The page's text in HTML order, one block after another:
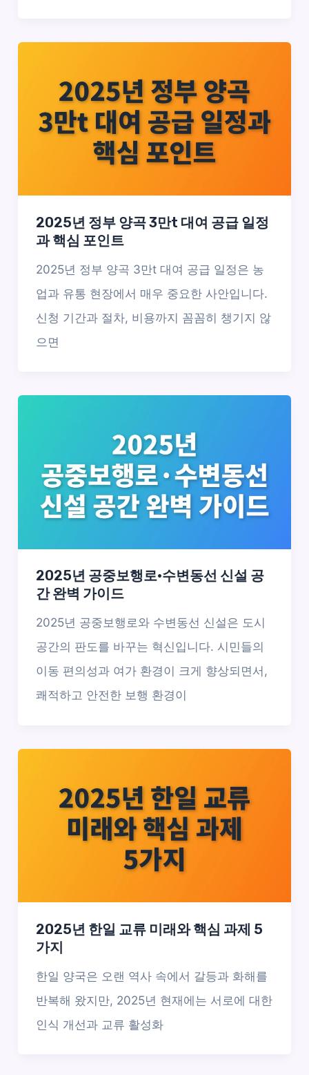
2025년 정부 양곡 3만t 대여 공급 일정
과 핵심 포인트
2025년 정부 양곡 3만t 대여 공급 일정은 농
업과 유통 현장에서 매우 중요한 사안입니다.
신청 기간과 절차, 비용까지 꼼꼼히 챙기지 않
으면
2025년 공중보행로·수변동선 신설 공
간 완벽 가이드
2025년 공중보행로와 수변동선 신설은 도시
공간의 판도를 바꾸는 혁신입니다. 시민들의
이동 편의성과 여가 환경이 크게 향상되면서,
쾌적하고 안전한 보행 환경이
2025년 한일 교류 미래와 핵심 과제 5
가지
한일 양국은 오랜 역사 속에서 갈등과 화해를
반복해 왔지만, 2025년 현재에는 서로에 대한
인식 개선과 교류 활성화